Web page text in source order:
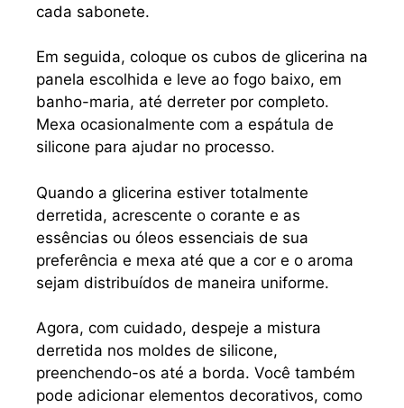
cada sabonete.
Em seguida, coloque os cubos de glicerina na
panela escolhida e leve ao fogo baixo, em
banho-maria, até derreter por completo.
Mexa ocasionalmente com a espátula de
silicone para ajudar no processo.
Quando a glicerina estiver totalmente
derretida, acrescente o corante e as
essências ou óleos essenciais de sua
preferência e mexa até que a cor e o aroma
sejam distribuídos de maneira uniforme.
Agora, com cuidado, despeje a mistura
derretida nos moldes de silicone,
preenchendo-os até a borda. Você também
pode adicionar elementos decorativos, como